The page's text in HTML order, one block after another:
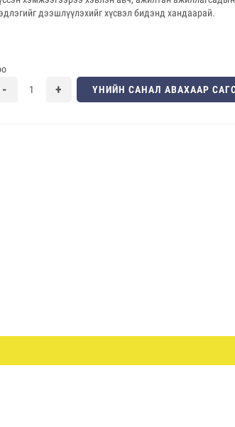
дээшлүүлэхийг хүсвэл бидэнд хандаарай.
ҮНИЙН САНАЛ АВАХААР